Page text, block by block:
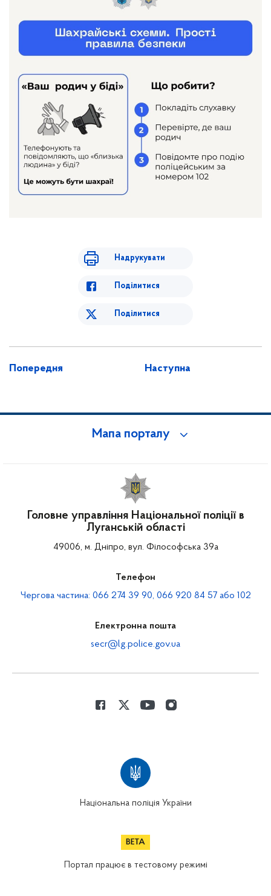
Надрукувати
Поділитися
Поділитися
Попередня Наступна
Мапа порталу
Головне управління Національної поліції в
Луганській області
49006, м. Дніпро, вул. Філософська 39а
Телефон
Чергова частина: 066 274 39 90, 066 920 84 57 або 102
Електронна пошта
secr@lg.police.gov.ua
Національна поліція України
Портал працює в тестовому режимі